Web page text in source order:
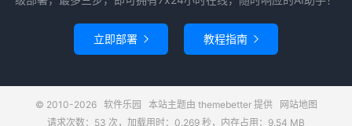
立即部署  教程指南 
© 2010-2026 软件乐园 本站主题由 themebetter提供
网站地图
请求次数：53 次，加载用时：0.269 秒，内存占用：9.54 MB